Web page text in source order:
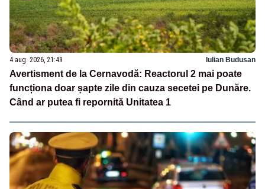
4 aug. 2026, 21:49 Iulian Budusan
Avertisment de la Cernavodă: Reactorul 2 mai poate
funcționa doar șapte zile din cauza secetei pe Dunăre.
Când ar putea fi repornită Unitatea 1